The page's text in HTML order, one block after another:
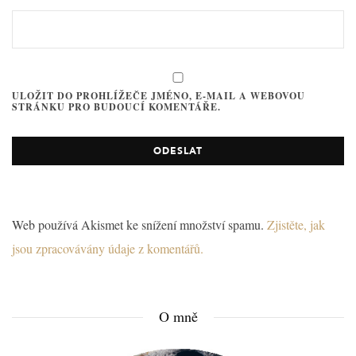
ULOŽIT DO PROHLÍŽEČE JMÉNO, E-MAIL A WEBOVOU
STRÁNKU PRO BUDOUCÍ KOMENTÁŘE.
Web používá Akismet ke snížení množství spamu. Zjistěte, jak
jsou zpracovávány údaje z komentářů.
O mně